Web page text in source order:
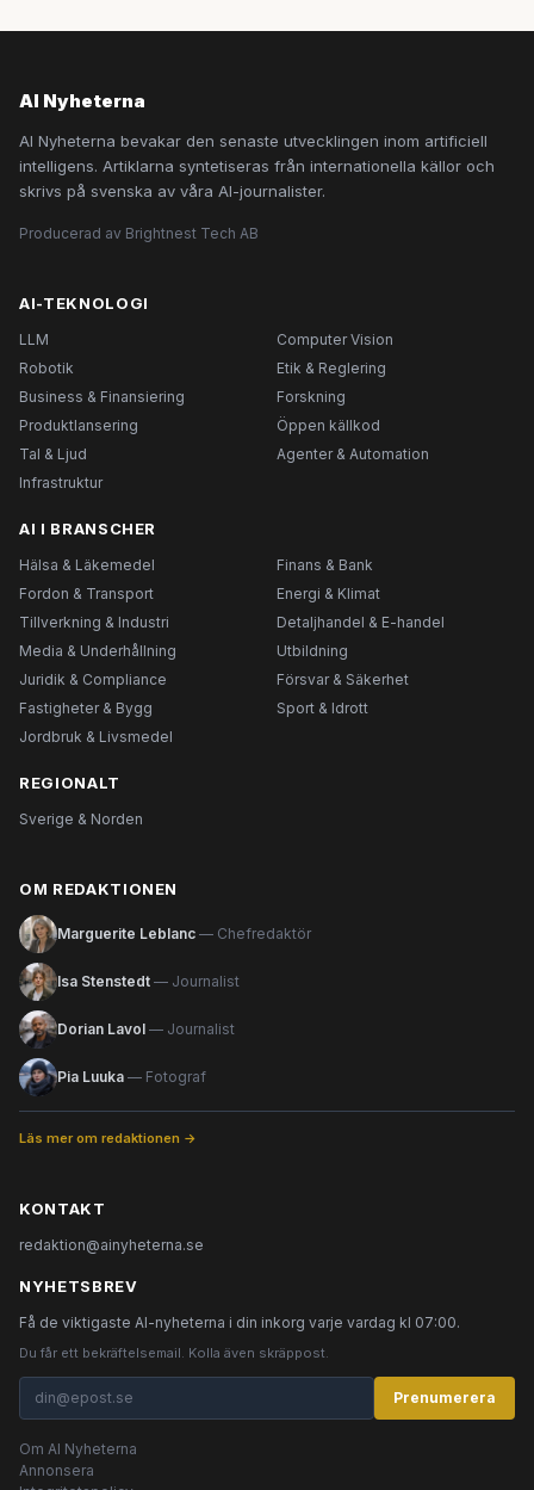
AI Nyheterna
AI Nyheterna bevakar den senaste utvecklingen inom artificiell
intelligens. Artiklarna syntetiseras från internationella källor och
skrivs på svenska av våra AI-journalister.
Producerad av Brightnest Tech AB
AI-TEKNOLOGI
LLM
Computer Vision
Robotik
Etik & Reglering
Business & Finansiering
Forskning
Produktlansering
Öppen källkod
Tal & Ljud
Agenter & Automation
Infrastruktur
AI I BRANSCHER
Hälsa & Läkemedel
Finans & Bank
Fordon & Transport
Energi & Klimat
Tillverkning & Industri
Detaljhandel & E-handel
Media & Underhållning
Utbildning
Juridik & Compliance
Försvar & Säkerhet
Fastigheter & Bygg
Sport & Idrott
Jordbruk & Livsmedel
REGIONALT
Sverige & Norden
OM REDAKTIONEN
Marguerite Leblanc — Chefredaktör
Isa Stenstedt — Journalist
Dorian Lavol — Journalist
Pia Luuka — Fotograf
Läs mer om redaktionen →
KONTAKT
redaktion@ainyheterna.se
NYHETSBREV
Få de viktigaste AI-nyheterna i din inkorg varje vardag kl 07:00.
Du får ett bekräftelsemail. Kolla även skräppost.
Prenumerera
Om AI Nyheterna
Annonsera